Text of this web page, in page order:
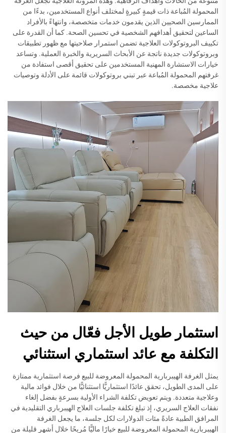
المحمولة المُباعة ذات قيمةٍ كبيرةٍ لمختلف أنواع المستخدمين، بدءًا من
الممارسين الصحيين الذين يقدمون خدمات متخصصة، وانتهاءً بالأفراد
الساعين لتحقيق أهدافهم الشخصية في تحسين الصحة. كما أن القدرة على
تكييف البروتوكولات العلاجية تضمن استمرار صلاحيتها مع ظهور تطبيقات
وبروتوكولات جديدة ناتجة عن الأبحاث السريرية والخبرة العملية. وتساعد
خيارات الاستشارة المهنية المستخدمين على تحقيق أقصى استفادة من
غرفتهم المحمولة المُباعة عبر تبني بروتوكولات قائمة على الأدلة وتوصيات
علاجية مخصصة.
استثمار طويل الأجل فعّال من حيث
التكلفة مع عائد استثماري استثنائي
يمثل الغرفة الهيبربارية المحمولة المعروضة للبيع فرصة استثمارية ممتازة
على المدى الطويل، تحقق عائدًا استثماريًّا استثنائيًّا من خلال فوائد مالية
وعلاجية متعددة. ويتم تعويض تكلفة الشراء الأولية بسرعةٍ بفضل إلغاء
نفقات العلاج السريري، إذ تبلغ تكلفة جلسات العلاج الهيبرباري التقليدية في
المرافق الطبية عادةً مئات الدولارات لكل جلسة، ما يجعل الغرفة
الهيبربارية المحمولة المعروضة للبيع خيارًا ماليًّا مُربِحًا خلال أشهر قليلة من